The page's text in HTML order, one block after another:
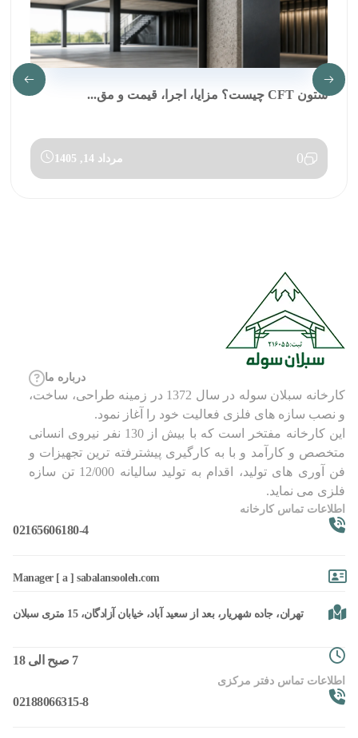
ستون CFT چیست؟ مزایا، اجرا، قیمت و مق...
0 مرداد 14, 1405
درباره ما
کارخانه سبلان سوله در سال 1372 در زمینه طراحی، ساخت،
و نصب سازه های فلزی فعالیت خود را آغاز نمود.
این کارخانه مفتخر است که با بیش از 130 نفر نیروی انسانی
متخصص و کارآمد و با به کارگیری پیشترفته ترین تجهیزات و
فن آوری های تولید، اقدام به تولید سالیانه 12/000 تن سازه
فلزی می نماید.
اطلاعات تماس کارخانه
02165606180-4
Manager [ a ] sabalansooleh.com
تهران، جاده شهریار، بعد از سعید آباد، خیابان آزادگان، 15 متری سبلان
7 صبح الی 18
اطلاعات تماس دفتر مرکزی
02188066315-8